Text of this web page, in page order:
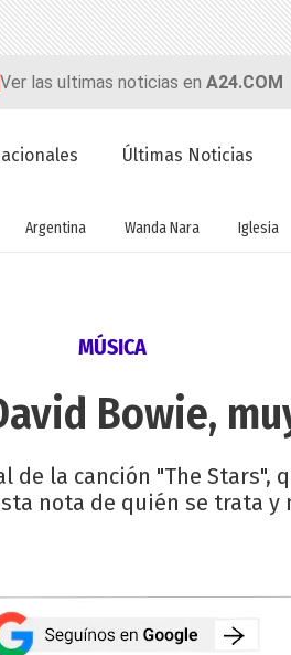
Ver las ultimas noticias en A24.COM
Últimas Noticias
Argentina Wanda Nara Iglesia
MÚSICA
Bowie,
la canción "The Stars",
nota de quién se trata y